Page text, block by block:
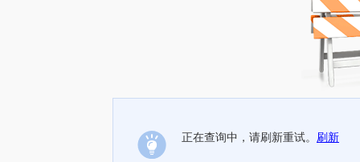
正在查询中，请刷新重试。 刷新